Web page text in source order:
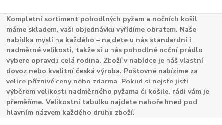
Kompletní sortiment pohodlných pyžam a nočních košil
máme skladem, vaši objednávku vyřídíme obratem. Naše
nabídka myslí na každého – najdete u nás standardní i
nadměrné velikosti, takže si u nás pohodlné noční prádlo
vybere opravdu celá rodina. Zboží v nabídce je náš vlastní
dovoz nebo kvalitní česká výroba. Poštovné nabízíme za
velice příznivé ceny nebo zdarma. Pokud si nejste jisti
výběrem velikosti nadměrného pyžama či košile, rádi vám je
přeměříme. Velikostní tabulku najdete nahoře hned pod
hlavním názvem každého druhu zboží.